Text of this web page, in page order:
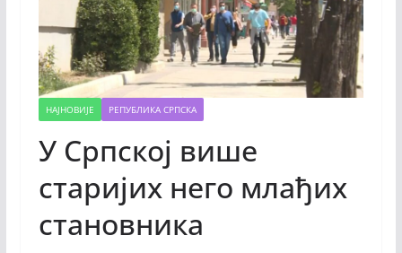
НАЈНОВИЈЕ РЕПУБЛИКА СРПСКА
У Српској више
старијих него млађих
становника